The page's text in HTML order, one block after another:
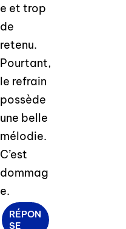
e et trop
de
retenu.
Pourtant,
le refrain
possède
une belle
mélodie.
C’est
dommag
e.
RÉPON
SE